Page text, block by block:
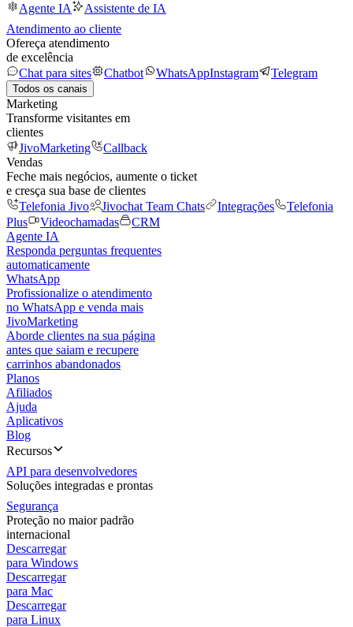
Agente IA
Assistente de IA
Atendimento ao cliente
Ofereça atendimento
de excelência
Chat para sites
Chatbot WhatsAppInstagram Telegram
Todos os canais
Marketing
Transforme visitantes em
clientes
JivoMarketing
Callback
Vendas
Feche mais negócios, aumente o ticket
e cresça sua base de clientes
Telefonia Jivo
Jivochat Team Chats Integrações
Telefonia
Plus
Videochamadas
CRM
Agente IA
Responda perguntas frequentes
automaticamente
WhatsApp
Profissionalize o atendimento
no WhatsApp e venda mais
JivoMarketing
Aborde clientes na sua página
antes que saiam e recupere
carrinhos abandonados
Planos
Afiliados
Ajuda
Aplicativos
Blog
Recursos
API para desenvolvedores
Soluções integradas e prontas
Segurança
Proteção no maior padrão
internacional
Descarregar
para Windows
Descarregar
para Mac
Descarregar
para Linux